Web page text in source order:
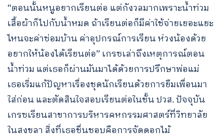
“ตอนนั้นหนูอยากเรียนต่อ แต่กังวลมากเพราะน้ำท่วม
เสื้อผ้าก็ไปกับน้ำหมด ถ้าเรียนต่อก็มีค่าใช้จ่ายเยอะแยะ
ไหนจะค่าซ่อมบ้าน ค่าอุปกรณ์การเรียน ห่วงน้องด้วย
อยากให้น้องได้เรียนต่อ” เกรซเล่าถึงเหตุการณ์ตอน
น้ำท่วม แต่เธอก็ผ่านมันมาได้ด้วยการปรึกษาพ่อแม่
เธอเริ่มแก้ปัญหาเรื่องชุดนักเรียนด้วยการยืมเพื่อนมา
ใส่ก่อน และตัดสินใจสอบเรียนต่อในชั้น ปวส. ปัจจุบัน
เกรซเรียนสาขาการบริหารคหกรรมศาสตร์ที่วิทยาลัย
ในสงขลา สิ่งที่เธอชื่นชอบคือการจัดดอกไม้